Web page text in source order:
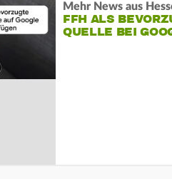
Mehr News aus
FFH ALS
QUELLE BEI